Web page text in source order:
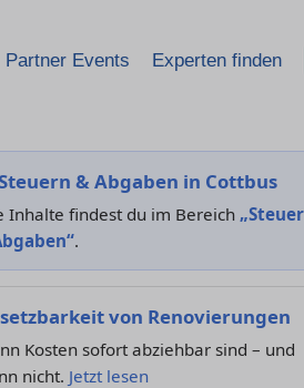
Partner Events Experten finden
& Abgaben in Cottbus
Inhalte findest du im Bereich
.
von Renovierungen
Kosten sofort abziehbar sind – und
nicht. Jetzt lesen